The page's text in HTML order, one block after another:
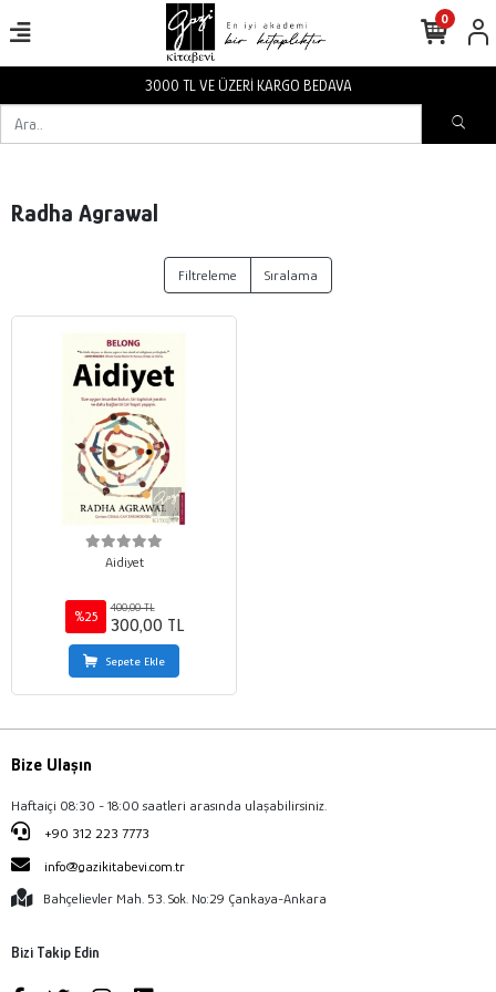
3000 TL VE ÜZERİ KARGO BEDAVA
0
Radha Agrawal
Filtreleme Sıralama
Aidiyet
%25
400,00 TL
300,00 TL
Sepete Ekle
Bize Ulaşın
Haftaiçi 08:30 - 18:00 saatleri arasında ulaşabilirsiniz.
+90 312 223 7773
info@gazikitabevi.com.tr
Bahçelievler Mah. 53. Sok. No:29 Çankaya-Ankara
Bizi Takip Edin